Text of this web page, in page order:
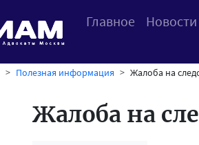
Главное Новости
Полезная информация Жалоба на
Жалоба на